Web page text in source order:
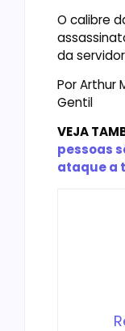
O calibre
da
Por Arthur
Gentil
VEJA
pessoas
ataque a